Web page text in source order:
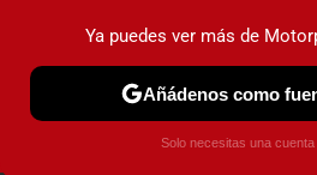
PRUEBAS COCHES ELÉCTRICOS
Ya puedes ver más de
Añádenos como
Solo necesitas una